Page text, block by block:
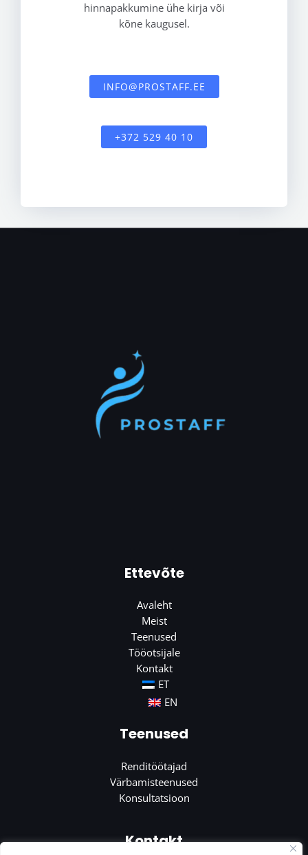
hinnapakkumine ühe kirja või
kõne kaugusel.
INFO@PROSTAFF.EE
+372 529 40 10
Ettevõte
Avaleht
Meist
Teenused
Tööotsijale
Kontakt
ET
EN
Teenused
Renditöötajad
Värbamisteenused
Konsultatsioon
Kontakt